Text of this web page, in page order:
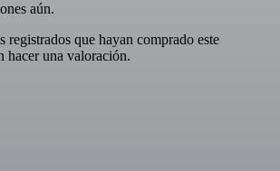
aún.
registrados que hayan comprado este
hacer una valoración.